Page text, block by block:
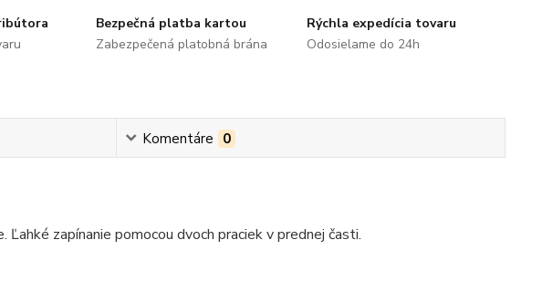
Bezpečná platba kartou
Zabezpečená platobná brána
Rýchla expedícia tovaru
Odosielame do 24h
Komentáre 0
zapínanie pomocou dvoch praciek v prednej časti.